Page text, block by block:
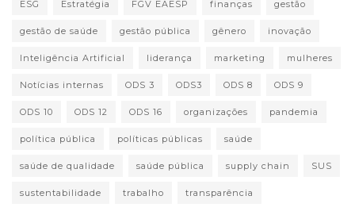
ESG Estratégia FGV EAESP finanças gestão
gestão de saúde gestão pública gênero inovação
Inteligência Artificial liderança marketing mulheres
Notícias internas ODS 3 ODS3 ODS 8 ODS 9
ODS 10 ODS 12 ODS 16 organizações pandemia
política pública políticas públicas saúde
saúde de qualidade saúde pública supply chain SUS
sustentabilidade trabalho transparência